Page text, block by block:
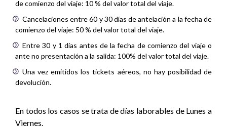
de comienzo del viaje: 10 % del valor total del viaje.
Cancelaciones entre 60 y 30 días de antelación a la fecha de
comienzo del viaje: 50 % del valor total del viaje.
Entre 30 y 1 días antes de la fecha de comienzo del viaje o
ante no presentación a la salida: 100% del valor total del viaje.
Una vez emitidos los tickets aéreos, no hay posibilidad de
devolución.
En todos los casos se trata de días laborables de Lunes a
Viernes.